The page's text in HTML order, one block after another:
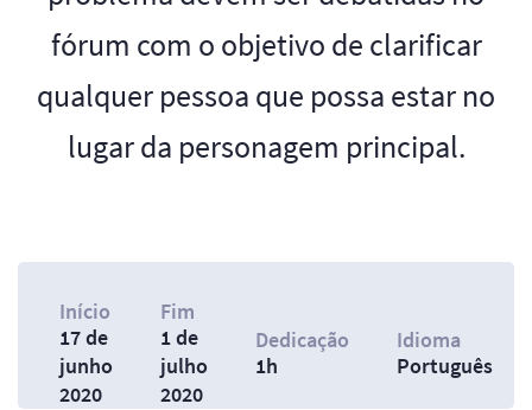
fórum com o objetivo de clarificar
qualquer pessoa que possa estar no
lugar da personagem principal.
Início
17 de
junho
2020
Fim
1 de
julho
2020
Dedicação
1h
Idioma
Português